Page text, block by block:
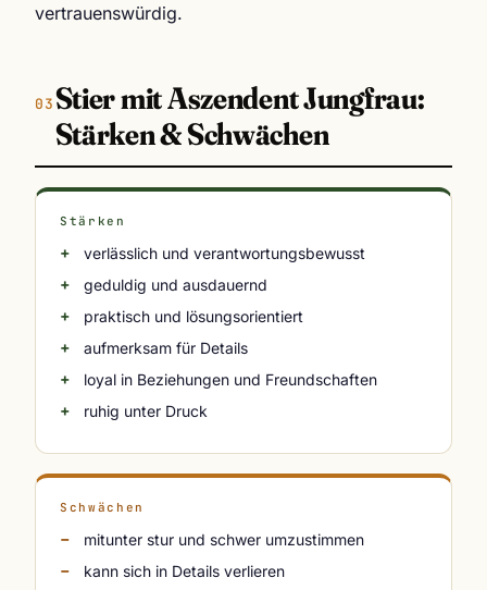
vertrauenswürdig.
Stier mit Aszendent Jungfrau:
Stärken & Schwächen
Stärken
verlässlich und verantwortungsbewusst
geduldig und ausdauernd
praktisch und lösungsorientiert
aufmerksam für Details
loyal in Beziehungen und Freundschaften
ruhig unter Druck
Schwächen
mitunter stur und schwer umzustimmen
kann sich in Details verlieren